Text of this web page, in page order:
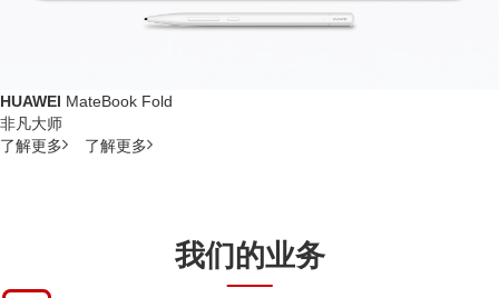
HUAWEI MateBook Fold
非凡大师
了解更多
了解更多
我们的业务